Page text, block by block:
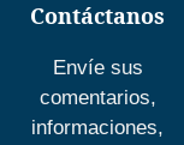
Contáctanos
Envíe sus
comentarios,
informaciones,